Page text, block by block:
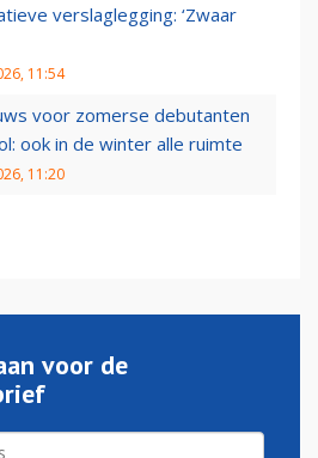
verslaglegging: ‘Zwaar
11:54
voor zomerse debutanten
ook in de winter alle ruimte
11:20
voor de